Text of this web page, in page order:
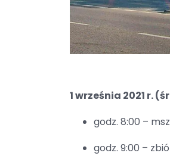
1 września 2021 r.
godz. 8:00 –
godz. 9:00 –